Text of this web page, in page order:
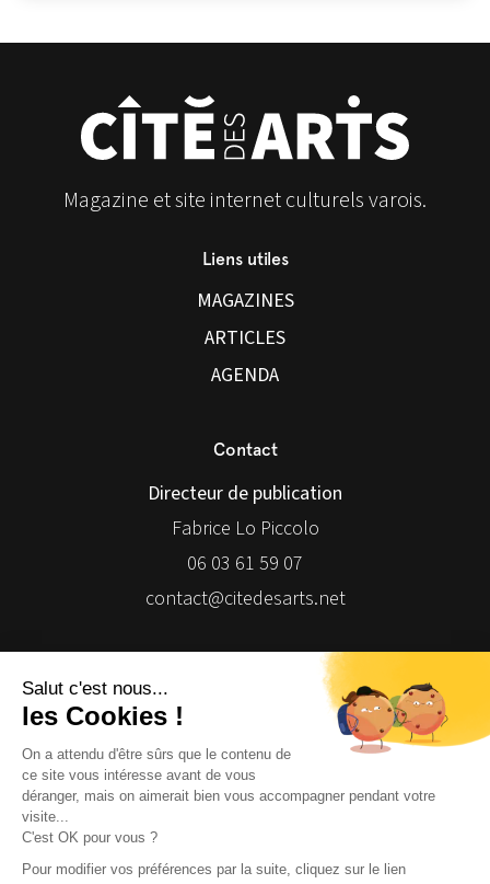
Magazine et site internet culturels varois.
Liens utiles
MAGAZINES
ARTICLES
AGENDA
Contact
Directeur de publication
Fabrice Lo Piccolo
06 03 61 59 07
contact@citedesarts.net